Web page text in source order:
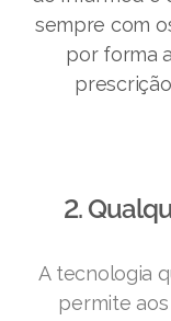
sempre com
por forma
2.
A tecnologia
permite